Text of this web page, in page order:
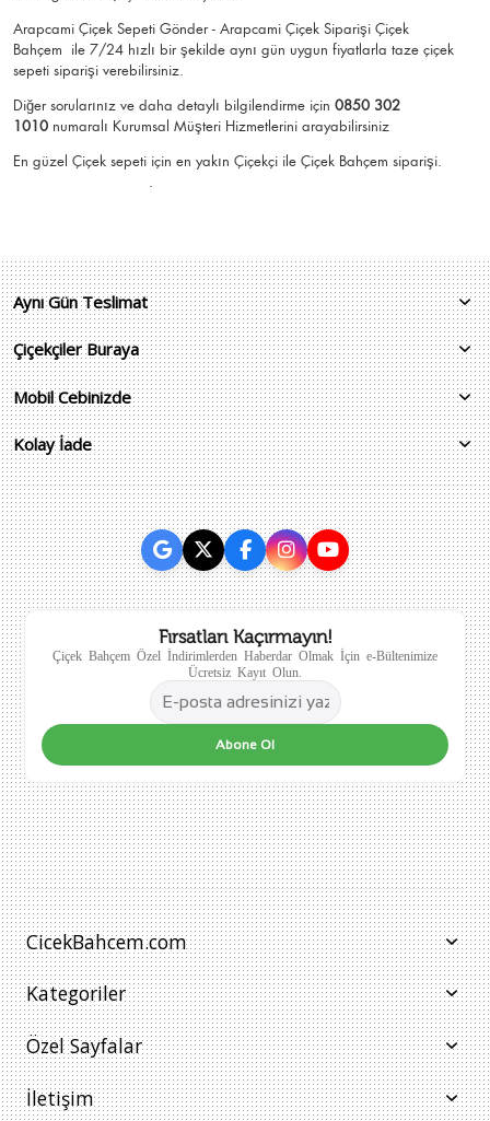
Arapcami Çiçek Sepeti Gönder - Arapcami Çiçek Siparişi Çiçek
Bahçem ile 7/24 hızlı bir şekilde aynı gün uygun fiyatlarla taze çiçek
sepeti siparişi verebilirsiniz.
Diğer sorularınız ve daha detaylı bilgilendirme için 0850 302
1010 numaralı Kurumsal Müşteri Hizmetlerini arayabilirsiniz
En güzel Çiçek sepeti için en yakın Çiçekçi ile Çiçek Bahçem siparişi.
.
Aynı Gün Teslimat
Çiçekçiler Buraya
Mobil Cebinizde
Kolay İade
Fırsatları Kaçırmayın!
Çiçek Bahçem Özel İndirimlerden Haberdar Olmak İçin e-Bültenimize
Ücretsiz Kayıt Olun.
Abone Ol
CicekBahcem.com
Kategoriler
Özel Sayfalar
İletişim